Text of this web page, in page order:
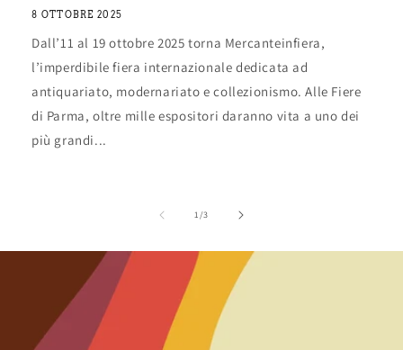
8 OTTOBRE 2025
Dall’11 al 19 ottobre 2025 torna Mercanteinfiera,
l’imperdibile fiera internazionale dedicata ad
antiquariato, modernariato e collezionismo. Alle Fiere
di Parma, oltre mille espositori daranno vita a uno dei
più grandi...
1/su
3